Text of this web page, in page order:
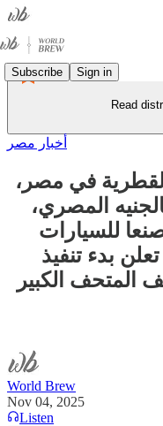
Subscribe Sign in
Read
أخبار مصر
في مصر،
المصري،
للسيارات
بدء تنفيذ
الكبير
World Brew
Nov 04, 2025
Listen